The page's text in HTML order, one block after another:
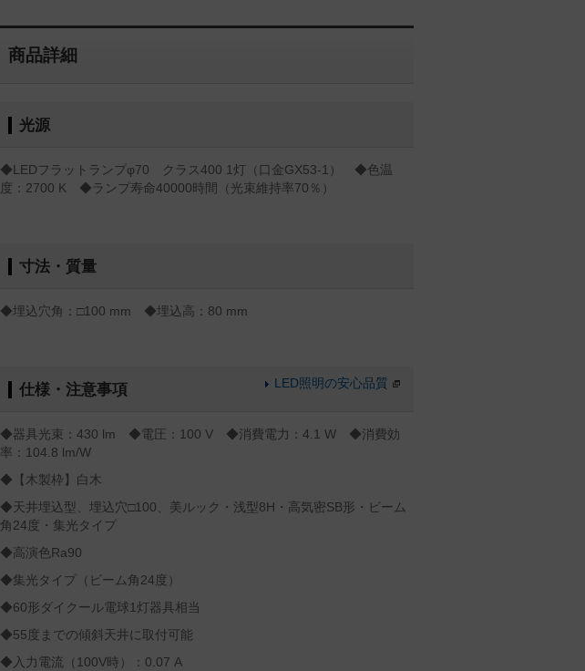
商品詳細
光源
◆LEDフラットランプφ70 クラス400 1灯（口金GX53-1） ◆色温
度：2700 K ◆ランプ寿命40000時間（光束維持率70％）
寸法・質量
◆埋込穴角：□100 mm ◆埋込高：80 mm
仕様・注意事項 LED照明の安心品質
◆器具光束：430 lm ◆電圧：100 V ◆消費電力：4.1 W ◆消費効
率：104.8 lm/W
◆【木製枠】白木
◆天井埋込型、埋込穴□100、美ルック・浅型8H・高気密SB形・ビーム
角24度・集光タイプ
◆高演色Ra90
◆集光タイプ（ビーム角24度）
◆60形ダイクール電球1灯器具相当
◆55度までの傾斜天井に取付可能
◆入力電流（100V時）：0.07 A